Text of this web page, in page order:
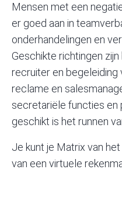
Mensen met een
er goed aan in
onderhandelingen en
Geschikte richtingen
recruiter en begeleiding
reclame en
secretariële functies en
geschikt is het runnen
Je kunt je Matrix van
van een virtuele